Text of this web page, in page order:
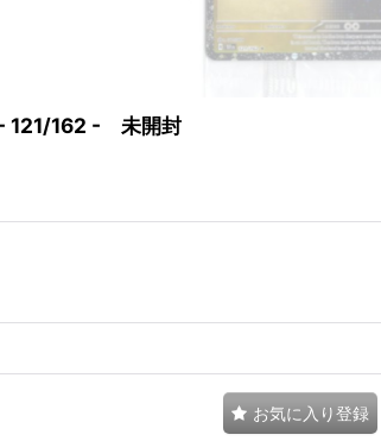
121/162 - 未開封
お気に入り登録